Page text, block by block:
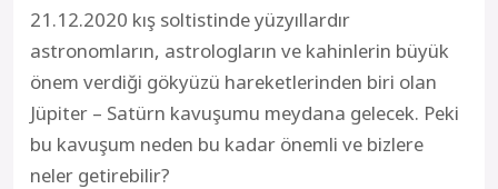
21.12.2020 kış soltistinde yüzyıllardır
astronomların, astrologların ve kahinlerin büyük
önem verdiği gökyüzü hareketlerinden biri olan
Jüpiter – Satürn kavuşumu meydana gelecek. Peki
bu kavuşum neden bu kadar önemli ve bizlere
neler getirebilir?